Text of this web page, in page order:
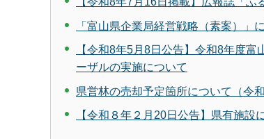
「富山県企業局経営戦略（素案）」
【令和8年5月8日公告】令和8年度
ーザルの実施について
県営林の売却予定箇所について（令和
【令和８年２月20日公告】県有施